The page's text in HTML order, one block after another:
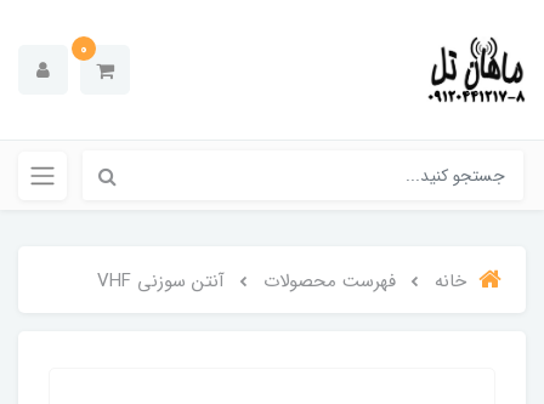
0
خانه فهرست محصولات آنتن سوزنی VHF